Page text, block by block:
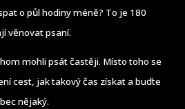
o půl hodiny méně? To je 180
věnovat psaní.
mohli psát častěji. Místo toho se
cest, jak takový čas získat a buďte
nějaký.